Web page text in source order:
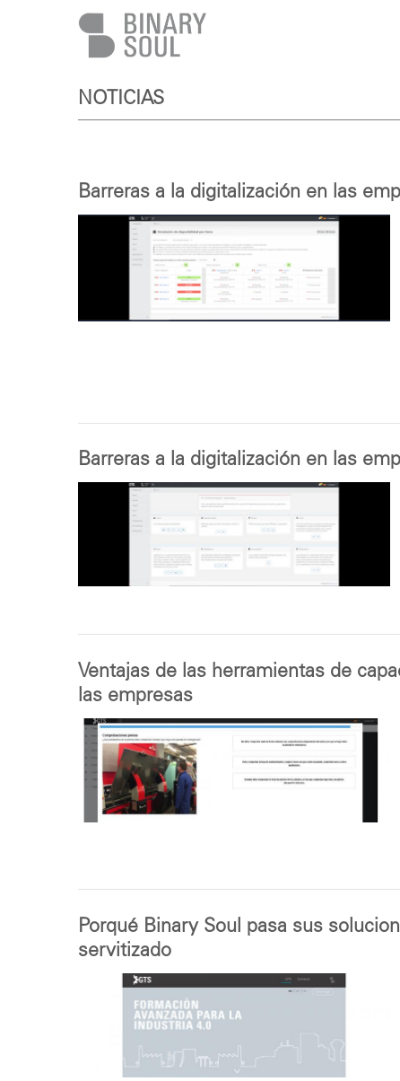
NOTICIAS
Barreras a la digitalización en las
Barreras a la digitalización en las
Ventajas de las herramientas de
las empresas
Porqué Binary Soul pasa sus
servitizado